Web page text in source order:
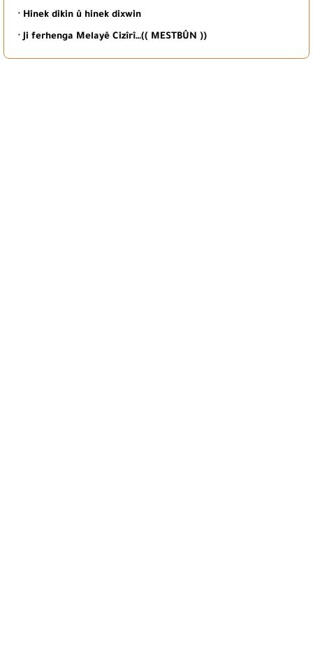
· Hinek dikin û hinek dixwin
· Ji ferhenga Melayê Cizîrî…(( MESTBÛN ))